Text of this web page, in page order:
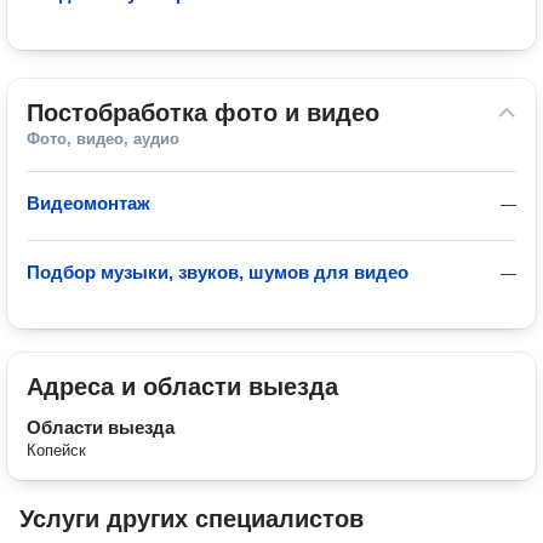
Постобработка фото и видео
Фото, видео, аудио
—
Видеомонтаж
—
Подбор музыки, звуков, шумов для видео
Адреса и области выезда
Области выезда
Копейск
Услуги других специалистов